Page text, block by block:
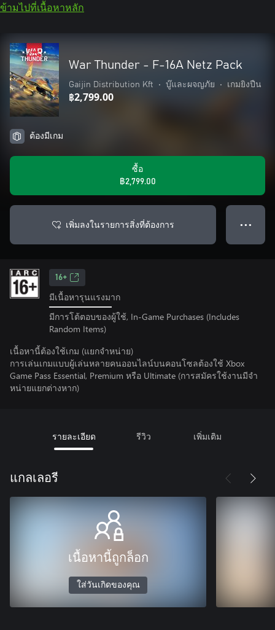
ข้ามไปที่เนื้อหาหลัก
War Thunder - F-16A Netz Pack
Gaijin Distribution Kft • บู๊และผจญภัย • เกมยิงปืน
฿2,799.00
ต้องมีเกม
ซื้อ
฿2,799.00
เพิ่มลงในรายการสิ่งที่ต้องการ ● ● ●
16+
มีเนื้อหารุนแรงมาก
มีการโต้ตอบของผู้ใช้, In-Game Purchases (Includes
Random Items)
เนื้อหานี้ต้องใช้เกม (แยกจำหน่าย)
การเล่นเกมแบบผู้เล่นหลายคนออนไลน์บนคอนโซลต้องใช้ Xbox
Game Pass Essential, Premium หรือ Ultimate (การสมัครใช้งานมีจํา
หน่ายแยกต่างหาก)
รายละเอียด รีวิว เพิ่มเติม
แกลเลอรี
เนื้อหานี้ถูกล็อก
ใส่วันเกิดของคุณ